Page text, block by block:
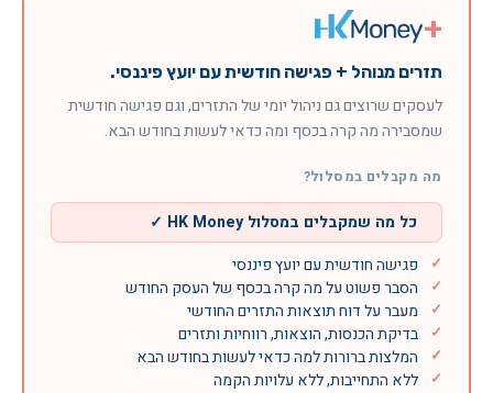
+
תזרים מנוהל + פגישה חודשית עם יועץ פיננסי.
לעסקים שרוצים גם ניהול יומי של התזרים, וגם פגישה חודשית
שמסבירה מה קרה בכסף ומה כדאי לעשות בחודש הבא.
מה מקבלים במסלול?
כל מה שמקבלים במסלול HK Money ✓
פגישה חודשית עם יועץ פיננסי
הסבר פשוט על מה קרה בכסף של העסק החודש
מעבר על דוח תוצאות התזרים החודשי
בדיקת הכנסות, הוצאות, רווחיות ותזרים
המלצות ברורות למה כדאי לעשות בחודש הבא
ללא התחייבות, ללא עלויות הקמה